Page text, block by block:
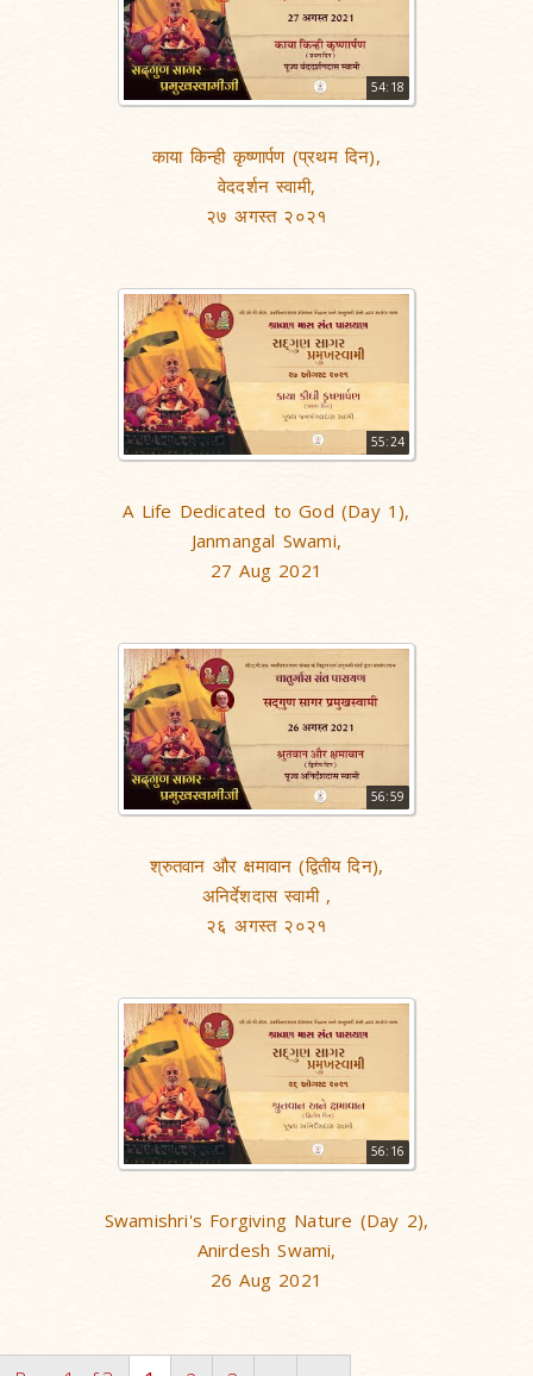
54:18
काया किन्ही कृष्णार्पण (प्रथम दिन),
वेददर्शन स्वामी,
२७ अगस्त २०२१
55:24
A Life Dedicated to God (Day 1),
Janmangal Swami,
27 Aug 2021
56:59
श्रुतवान और क्षमावान (द्वितीय दिन),
अनिर्देशदास स्वामी ,
२६ अगस्त २०२१
56:16
Swamishri's Forgiving Nature (Day 2),
Anirdesh Swami,
26 Aug 2021